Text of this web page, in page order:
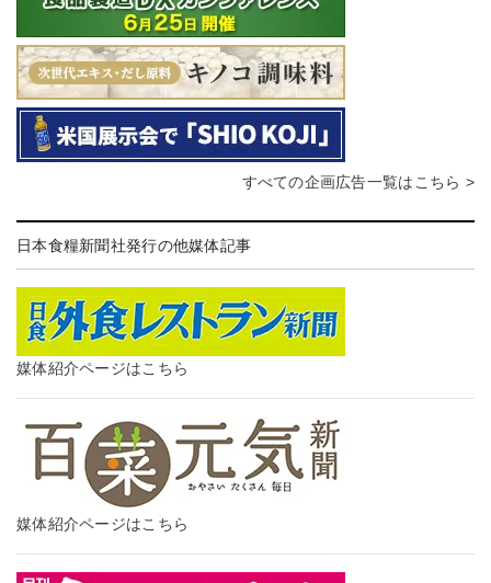
すべての企画広告一覧はこちら >
日本食糧新聞社発行の他媒体記事
媒体紹介ページはこちら
媒体紹介ページはこちら